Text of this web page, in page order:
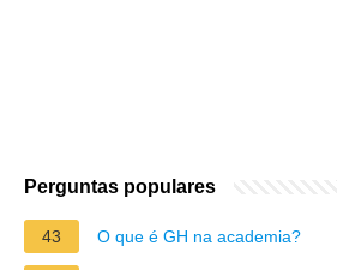
Perguntas populares
43 O que é GH na academia?